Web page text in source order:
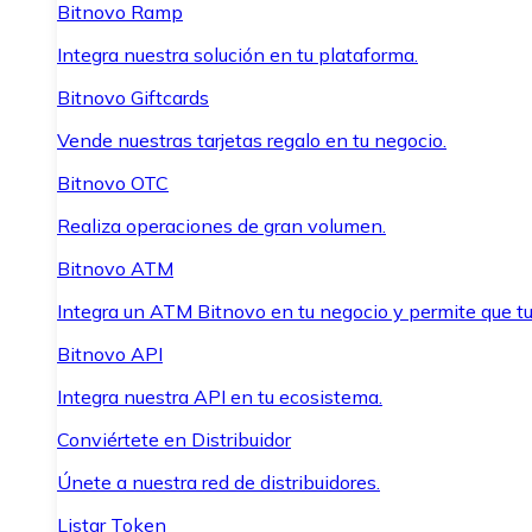
Bitnovo Ramp
Integra nuestra solución en tu plataforma.
Bitnovo Giftcards
Vende nuestras tarjetas regalo en tu negocio.
Bitnovo OTC
Realiza operaciones de gran volumen.
Bitnovo ATM
Integra un ATM Bitnovo en tu negocio y permite que
Bitnovo API
Integra nuestra API en tu ecosistema.
Conviértete en Distribuidor
Únete a nuestra red de distribuidores.
Listar Token